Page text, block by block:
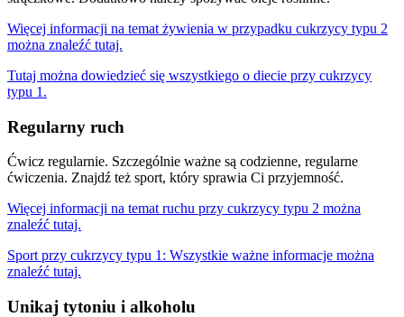
Więcej informacji na temat żywienia w przypadku cukrzycy typu 2
można znaleźć tutaj.
Tutaj można dowiedzieć się wszystkiego o diecie przy cukrzycy
typu 1.
Regularny ruch
Ćwicz regularnie. Szczególnie ważne są codzienne, regularne
ćwiczenia. Znajdź też sport, który sprawia Ci przyjemność.
Więcej informacji na temat ruchu przy cukrzycy typu 2 można
znaleźć tutaj.
Sport przy cukrzycy typu 1: Wszystkie ważne informacje można
znaleźć tutaj.
Unikaj tytoniu i alkoholu